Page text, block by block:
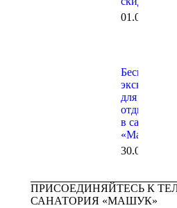
01.09.2025
Бесплатные
экскурсии
для
отдыхающих
в санатории
«Машук»
30.09.2022
ПРИСОЕДИНЯЙТЕСЬ К
САНАТОРИЯ «МАШУК»